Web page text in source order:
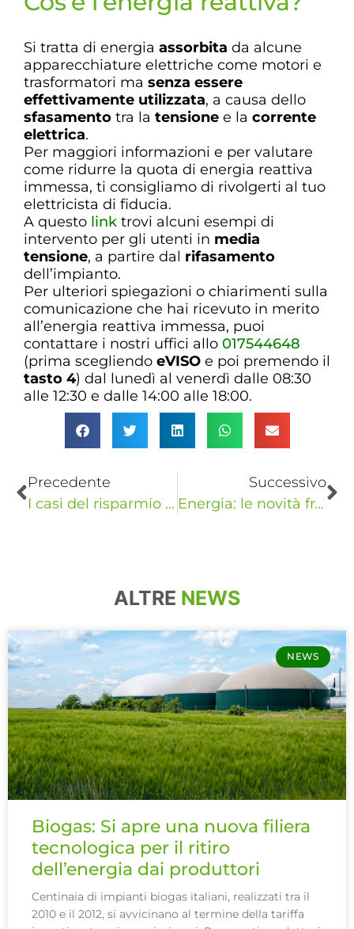
Si tratta di energia assorbita da alcune
apparecchiature elettriche come motori e
trasformatori ma senza essere
effettivamente utilizzata, a causa dello
sfasamento tra la tensione e la corrente
elettrica.
Per maggiori informazioni e per valutare
come ridurre la quota di energia reattiva
immessa, ti consigliamo di rivolgerti al tuo
elettricista di fiducia.
A questo link trovi alcuni esempi di
intervento per gli utenti in media
tensione, a partire dal rifasamento
dell’impianto.
Per ulteriori spiegazioni o chiarimenti sulla
comunicazione che hai ricevuto in merito
all’energia reattiva immessa, puoi
contattare i nostri uffici allo 017544648
(prima scegliendo eVISO e poi premendo il
tasto 4) dal lunedì al venerdì dalle 08:30
alle 12:30 e dalle 14:00 alle 18:00.
Precedente
I casi del risparmio eVISO al MAG 2023
Successivo
Energia: le novità fra credito d’imposta e oneri di sistema
ALTRE NEWS
NEWS
Biogas: Si apre una nuova filiera
tecnologica per il ritiro
dell’energia dai produttori
Centinaia di impianti biogas italiani, realizzati tra il
2010 e il 2012, si avvicinano al termine della tariffa